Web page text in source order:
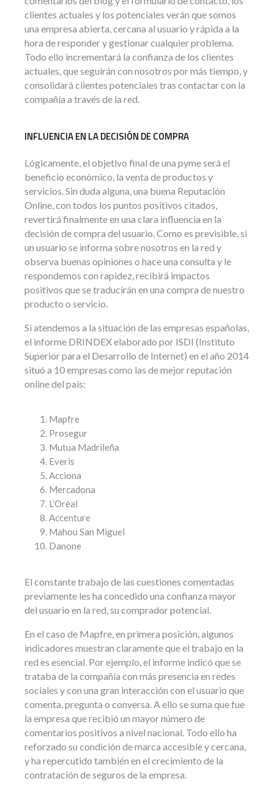
clientes actuales y los potenciales verán que somos
una empresa abierta, cercana al usuario y rápida a la
hora de responder y gestionar cualquier problema.
Todo ello incrementará la confianza de los clientes
actuales, que seguirán con nosotros por más tiempo, y
consolidará clientes potenciales tras contactar con la
compañía a través de la red.
INFLUENCIA EN LA DECISIÓN DE COMPRA
Lógicamente, el objetivo final de una pyme será el
beneficio económico, la venta de productos y
servicios. Sin duda alguna, una buena Reputación
Online, con todos los puntos positivos citados,
revertirá finalmente en una clara influencia en la
decisión de compra del usuario. Como es previsible, si
un usuario se informa sobre nosotros en la red y
observa buenas opiniones o hace una consulta y le
respondemos con rapidez, recibirá impactos
positivos que se traducirán en una compra de nuestro
producto o servicio.
Si atendemos a la situación de las empresas españolas,
el informe DRINDEX elaborado por ISDI (Instituto
Superior para el Desarrollo de Internet) en el año 2014
situó a 10 empresas como las de mejor reputación
online del país:
Mapfre
Prosegur
Mutua Madrileña
Everis
Acciona
Mercadona
L’Orèal
Accenture
Mahou San Miguel
Danone
El constante trabajo de las cuestiones comentadas
previamente les ha concedido una confianza mayor
del usuario en la red, su comprador potencial.
En el caso de Mapfre, en primera posición, algunos
indicadores muestran claramente que el trabajo en la
red es esencial. Por ejemplo, el informe indicó que se
trataba de la compañía con más presencia en redes
sociales y con una gran interacción con el usuario que
comenta, pregunta o conversa. A ello se suma que fue
la empresa que recibió un mayor número de
comentarios positivos a nivel nacional. Todo ello ha
reforzado su condición de marca accesible y cercana,
y ha repercutido también en el crecimiento de la
contratación de seguros de la empresa.